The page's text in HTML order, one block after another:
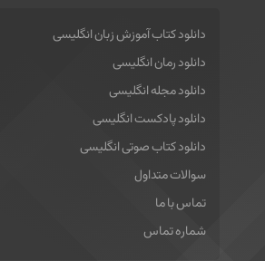
دانلود کتاب آموزش زبان انگلیسی
دانلود رمان انگلیسی
دانلود مجله انگلیسی
دانلود پادکست انگلیسی
دانلود کتاب صوتی انگلیسی
سوالات متداول
تماس با ما
شماره تماس